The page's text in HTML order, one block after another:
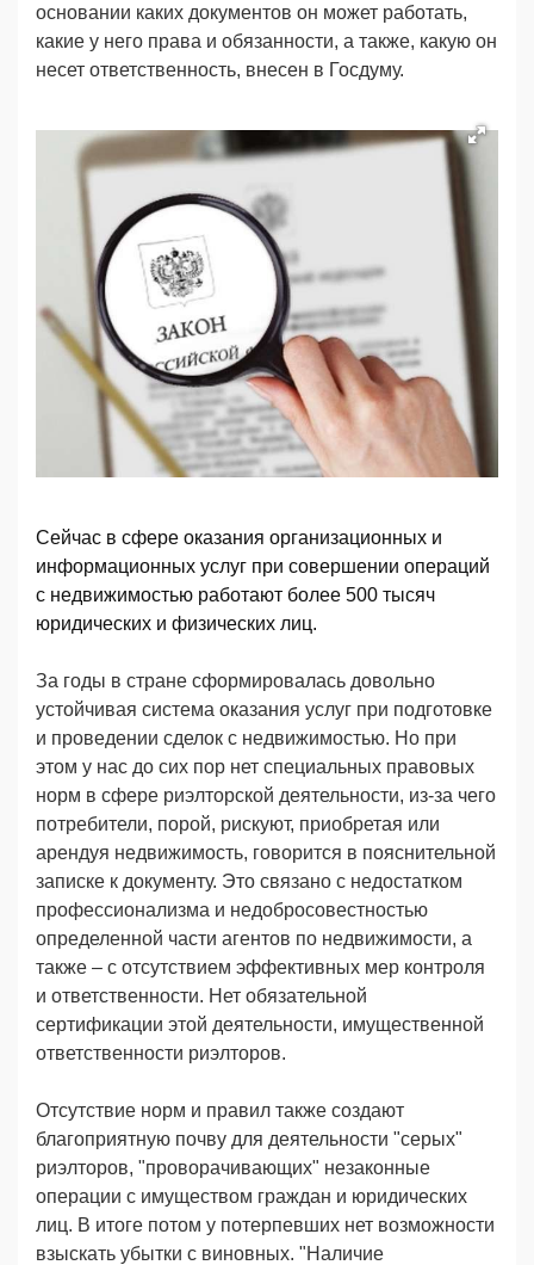
основании каких документов он может работать,
какие у него права и обязанности, а также, какую он
несет ответственность, внесен в Госдуму.
Сейчас в сфере оказания организационных и
информационных услуг при совершении операций
с недвижимостью работают более 500 тысяч
юридических и физических лиц.
За годы в стране сформировалась довольно
устойчивая система оказания услуг при подготовке
и проведении сделок с недвижимостью. Но при
этом у нас до сих пор нет специальных правовых
норм в сфере риэлторской деятельности, из-за чего
потребители, порой, рискуют, приобретая или
арендуя недвижимость, говорится в пояснительной
записке к документу. Это связано с недостатком
профессионализма и недобросовестностью
определенной части агентов по недвижимости, а
также – с отсутствием эффективных мер контроля
и ответственности. Нет обязательной
сертификации этой деятельности, имущественной
ответственности риэлторов.
Отсутствие норм и правил также создают
благоприятную почву для деятельности "серых"
риэлторов, "проворачивающих" незаконные
операции с имуществом граждан и юридических
лиц. В итоге потом у потерпевших нет возможности
взыскать убытки с виновных. "Наличие